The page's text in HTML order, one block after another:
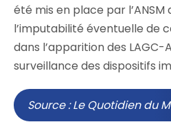
été mis en place par l’ANSM
l’imputabilité éventuelle de
dans l’apparition des
surveillance des dispositifs
Source : Le Quotidien du